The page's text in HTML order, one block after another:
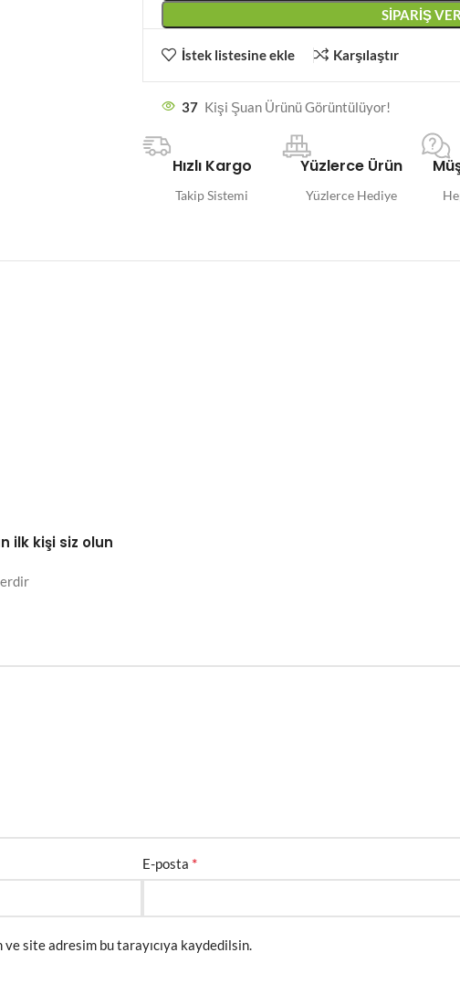
SIPARIŞ VER
İstek listesine ekle Karşılaştır
37 Kişi Şuan Ürünü Görüntülüyor!
Hızlı Kargo
Takip Sistemi
Yüzlerce Ürün
Yüzlerce Hediye
ilk kişi siz olun
E-posta *
ve site adresim bu tarayıcıya kaydedilsin.